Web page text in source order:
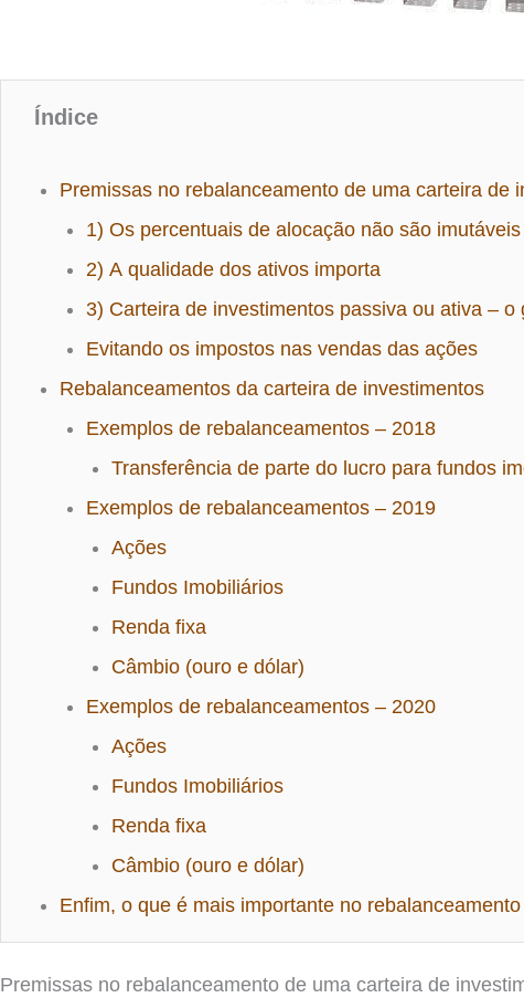
Índice
Premissas no rebalanceamento de uma carteira de
1) Os percentuais de alocação não são
2) A qualidade dos ativos importa
3) Carteira de investimentos passiva ou ativa – o
Evitando os impostos nas vendas das ações
Rebalanceamentos da carteira de investimentos
Exemplos de rebalanceamentos – 2018
Transferência de parte do lucro para fundos
Exemplos de rebalanceamentos – 2019
Ações
Fundos Imobiliários
Renda fixa
Câmbio (ouro e dólar)
Exemplos de rebalanceamentos – 2020
Ações
Fundos Imobiliários
Renda fixa
Câmbio (ouro e dólar)
Enfim, o que é mais importante no
Premissas no rebalanceamento de uma carteira de